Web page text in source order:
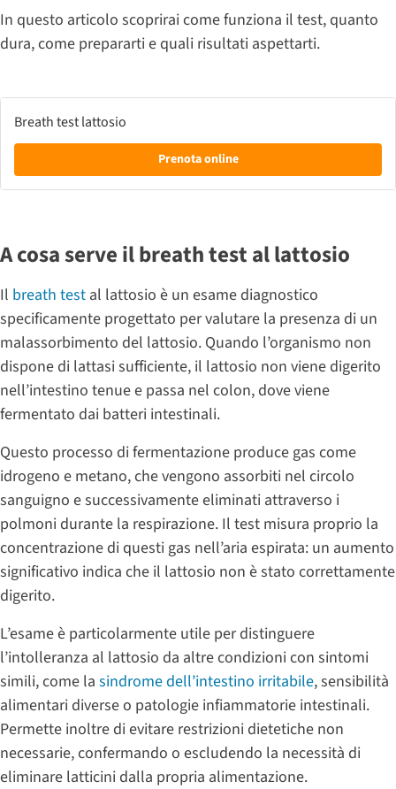
In questo articolo scoprirai come funziona il test, quanto
dura, come prepararti e quali risultati aspettarti.
Breath test lattosio
Prenota online
A cosa serve il breath test al lattosio
Il breath test al lattosio è un esame diagnostico
specificamente progettato per valutare la presenza di un
malassorbimento del lattosio. Quando l’organismo non
dispone di lattasi sufficiente, il lattosio non viene digerito
nell’intestino tenue e passa nel colon, dove viene
fermentato dai batteri intestinali.
Questo processo di fermentazione produce gas come
idrogeno e metano, che vengono assorbiti nel circolo
sanguigno e successivamente eliminati attraverso i
polmoni durante la respirazione. Il test misura proprio la
concentrazione di questi gas nell’aria espirata: un aumento
significativo indica che il lattosio non è stato correttamente
digerito.
L’esame è particolarmente utile per distinguere
l’intolleranza al lattosio da altre condizioni con sintomi
simili, come la sindrome dell’intestino irritabile, sensibilità
alimentari diverse o patologie infiammatorie intestinali.
Permette inoltre di evitare restrizioni dietetiche non
necessarie, confermando o escludendo la necessità di
eliminare latticini dalla propria alimentazione.